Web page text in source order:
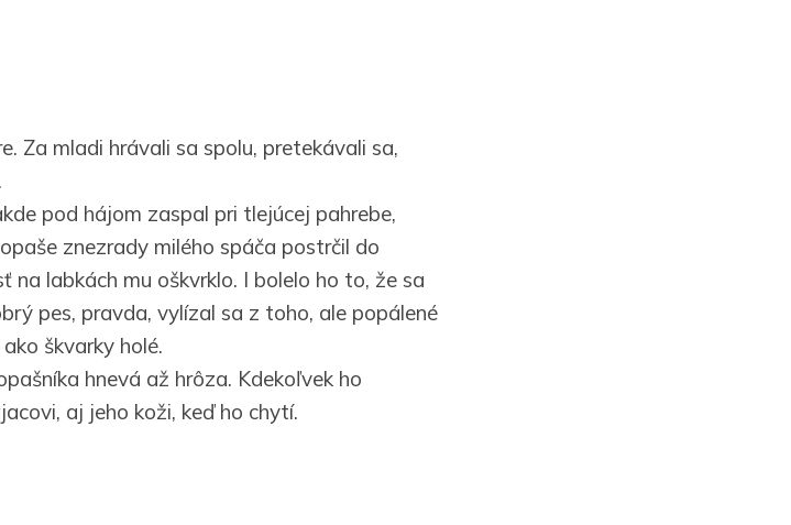
Za mladi hrávali sa spolu, pretekávali sa,
pod hájom zaspal pri tlejúcej pahrebe,
znezrady milého spáča postrčil do
na labkách mu oškvrklo. I bolelo ho to, že sa
pes, pravda, vylízal sa z toho, ale popálené
škvarky holé.
hnevá až hrôza. Kdekoľvek ho
aj jeho koži, keď ho chytí.